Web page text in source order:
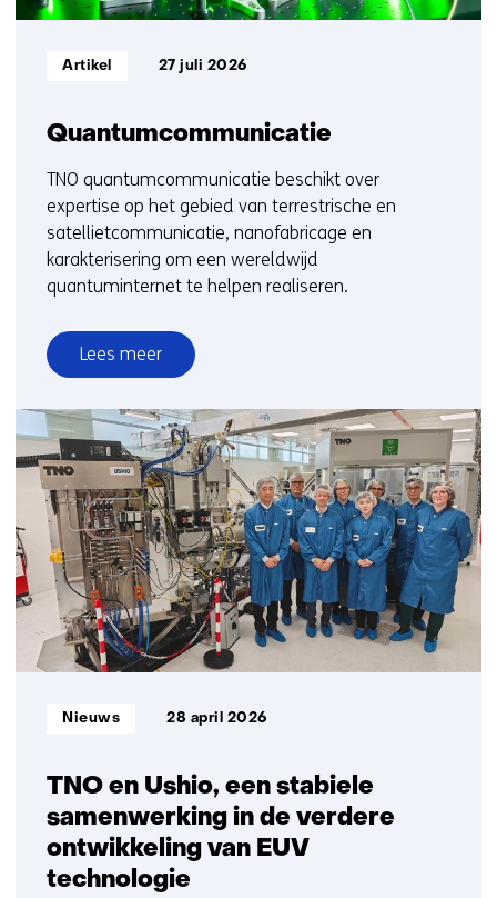
Quantumcommunicatie
Informatietype:
Artikel 27 juli 2026
TNO quantumcommunicatie beschikt over
expertise op het gebied van terrestrische en
satellietcommunicatie, nanofabricage en
karakterisering om een wereldwijd
quantuminternet te helpen realiseren.
Lees meer
over
Quantumcommunicatie
TNO en Ushio, een stabiele
samenwerking in de verdere
ontwikkeling van EUV
technologie
Informatietype:
Nieuws 28 april 2026